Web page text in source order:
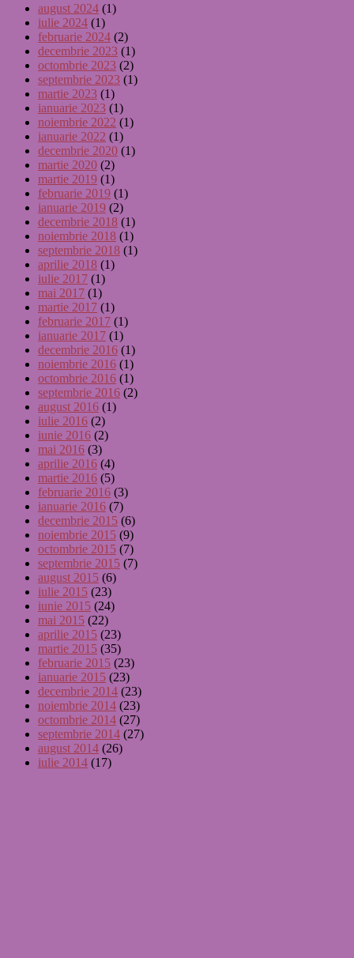
august 2024 (1)
iulie 2024 (1)
februarie 2024 (2)
decembrie 2023 (1)
octombrie 2023 (2)
septembrie 2023 (1)
martie 2023 (1)
ianuarie 2023 (1)
noiembrie 2022 (1)
ianuarie 2022 (1)
decembrie 2020 (1)
martie 2020 (2)
martie 2019 (1)
februarie 2019 (1)
ianuarie 2019 (2)
decembrie 2018 (1)
noiembrie 2018 (1)
septembrie 2018 (1)
aprilie 2018 (1)
iulie 2017 (1)
mai 2017 (1)
martie 2017 (1)
februarie 2017 (1)
ianuarie 2017 (1)
decembrie 2016 (1)
noiembrie 2016 (1)
octombrie 2016 (1)
septembrie 2016 (2)
august 2016 (1)
iulie 2016 (2)
iunie 2016 (2)
mai 2016 (3)
aprilie 2016 (4)
martie 2016 (5)
februarie 2016 (3)
ianuarie 2016 (7)
decembrie 2015 (6)
noiembrie 2015 (9)
octombrie 2015 (7)
septembrie 2015 (7)
august 2015 (6)
iulie 2015 (23)
iunie 2015 (24)
mai 2015 (22)
aprilie 2015 (23)
martie 2015 (35)
februarie 2015 (23)
ianuarie 2015 (23)
decembrie 2014 (23)
noiembrie 2014 (23)
octombrie 2014 (27)
septembrie 2014 (27)
august 2014 (26)
iulie 2014 (17)